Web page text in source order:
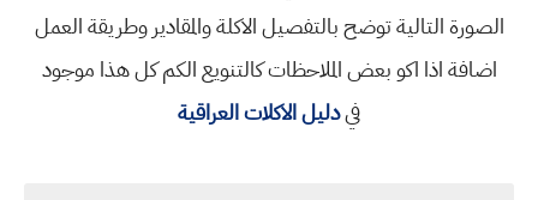
الصورة التالية توضح بالتفصيل الاكلة والمقادير وطريقة العمل
اضافة اذا اكو بعض الملاحظات كالتنويع الكم كل هذا موجود
فيدليل الاكلات العراقية